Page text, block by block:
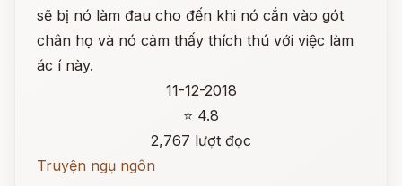
sẽ bị nó làm đau cho đến khi nó cắn vào gót
chân họ và nó cảm thấy thích thú với việc làm
ác í này.
11-12-2018
⭐ 4.8
2,767 lượt đọc
Truyện ngụ ngôn